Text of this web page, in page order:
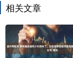
相关文章